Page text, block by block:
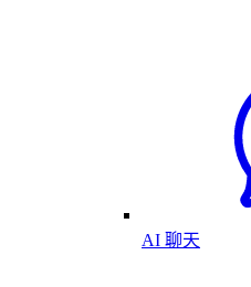
AI 聊天